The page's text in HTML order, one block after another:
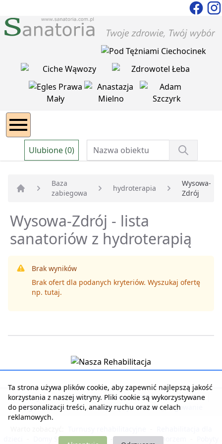
Ulubione (0)
Strona główna
Baza
zabiegowa
hydroterapia
Wysowa-
Zdrój
Wysowa-Zdrój - lista
sanatoriów z hydroterapią
Brak wyników
Brak ofert dla podanych kryteriów. Wyszukaj ofertę
np. tutaj.
Strona główna | Kontakt z serwisem | Reklama w serwisie
Regulamin serwisu | Polityka prywatności | Logowanie
Domy Seniora i Opieki - Noclegi nad morzem
Ta strona używa plików cookie, aby zapewnić najlepszą jakość
korzystania z naszej witryny. Pliki cookie są wykorzystywane
do personalizacji treści, analizy ruchu oraz w celach
reklamowych.